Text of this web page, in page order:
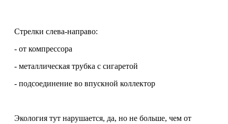
Стрелки слева-направо:
- от компрессора
- металлическая трубка с сигаретой
- подсоединение во впускной коллектор
Экология тут нарушается, да, но не больше, чем от